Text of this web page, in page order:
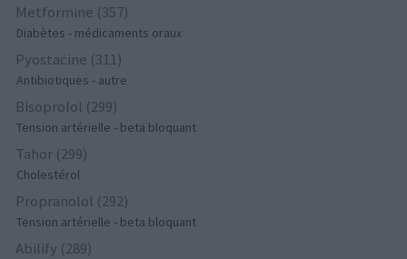
Metformine (357)
Diabètes - médicaments oraux
Pyostacine (311)
Antibiotiques - autre
Bisoprolol (299)
Tension artérielle - beta bloquant
Tahor (299)
Cholestérol
Propranolol (292)
Tension artérielle - beta bloquant
Abilify (289)